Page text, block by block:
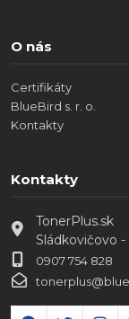
O nás
Certifikáty
BlueBird s. r. o.
Kontakty
Kontakty
TonerPlus.sk
Sládkovičovo -
0907 754 828